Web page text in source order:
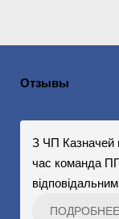
Отзывы
З ЧП Казначей
час команда
ПОДРОБНЕЕ